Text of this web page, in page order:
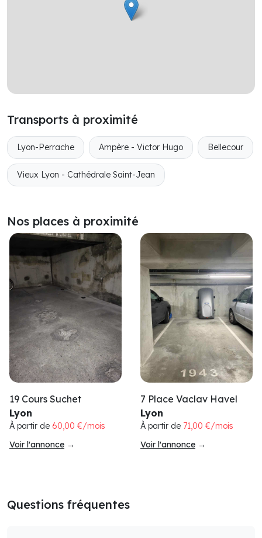
Transports à proximité
Lyon-Perrache Ampère - Victor Hugo Bellecour
Vieux Lyon - Cathédrale Saint-Jean
Nos places à proximité
19 Cours Suchet
Lyon
À partir de 60,00 €/mois
Voir l'annonce →
7 Place Vaclav Havel
Lyon
À partir de 71,00 €/mois
Voir l'annonce →
Questions fréquentes